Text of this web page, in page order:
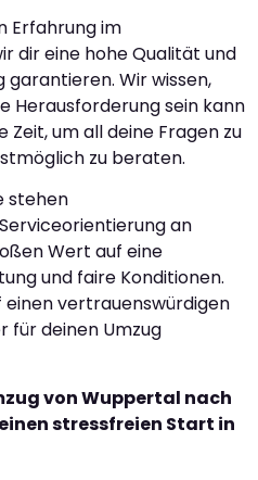
Erfahrung im
dir eine hohe Qualität und
Wir wissen,
Herausforderung sein kann
Zeit, um all deine Fragen zu
zu beraten.
stehen
an
Wert auf eine
und faire Konditionen.
einen vertrauenswürdigen
für deinen Umzug
von Wuppertal nach
stressfreien Start in